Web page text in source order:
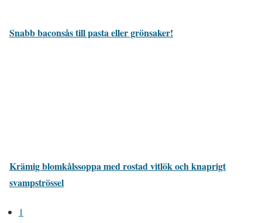
Snabb baconsås till pasta eller grönsaker!
Krämig blomkålssoppa med rostad vitlök och knaprigt
svampströssel
1